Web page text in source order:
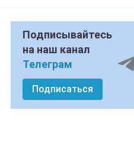
Подписывайтесь
на наш канал
Телеграм
Подписаться